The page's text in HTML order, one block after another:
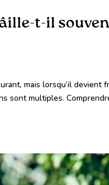
t-il
mais lorsqu’il
sont multiples.